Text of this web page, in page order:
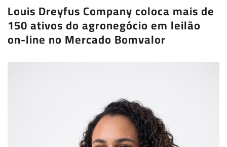
Louis Dreyfus Company coloca mais de
150 ativos do agronegócio em leilão
on-line no Mercado Bomvalor